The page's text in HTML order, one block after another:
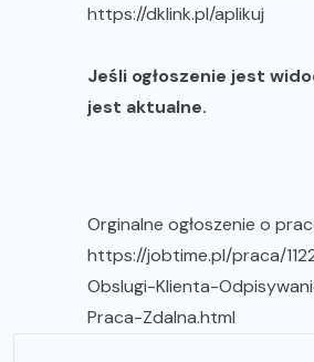
https://dklink.pl/aplikuj
Jeśli ogłoszenie jest
jest aktualne.
Orginalne ogłoszenie o
https://jobtime.pl/praca/
Obslugi-Klienta-
Praca-Zdalna.html